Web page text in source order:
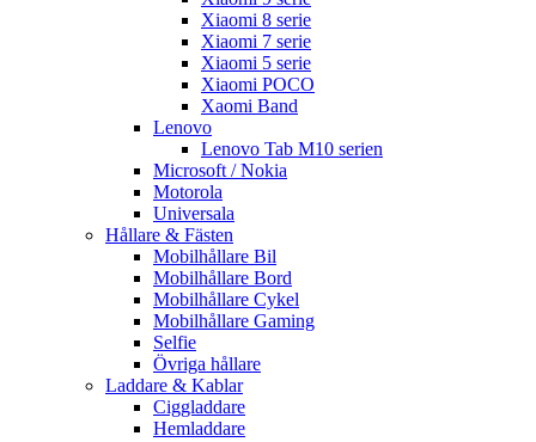
Xiaomi 8 serie
Xiaomi 7 serie
Xiaomi 5 serie
Xiaomi POCO
Xaomi Band
Lenovo
Lenovo Tab M10 serien
Microsoft / Nokia
Motorola
Universala
Hållare & Fästen
Mobilhållare Bil
Mobilhållare Bord
Mobilhållare Cykel
Mobilhållare Gaming
Selfie
Övriga hållare
Laddare & Kablar
Ciggladdare
Hemladdare